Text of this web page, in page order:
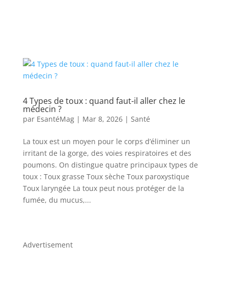
4 Types de toux : quand faut-il aller chez le
médecin ?
par EsantéMag| Mar 8, 2026| Santé
La toux est un moyen pour le corps d’éliminer un
irritant de la gorge, des voies respiratoires et des
poumons. On distingue quatre principaux types de
toux : Toux grasse Toux sèche Toux paroxystique
Toux laryngée La toux peut nous protéger de la
fumée, du mucus,...
Advertisement